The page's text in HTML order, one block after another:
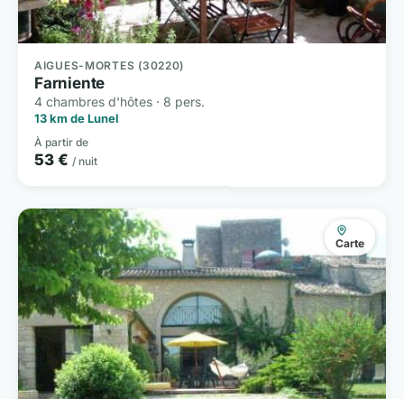
AIGUES-MORTES (30220)
Farniente
4 chambres d'hôtes · 8 pers.
13 km de Lunel
À partir de
53 € / nuit
Carte